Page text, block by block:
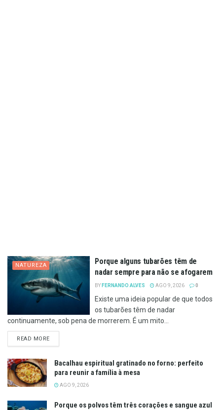
NATUREZA
Porque alguns tubarões têm de
nadar sempre para não se afogarem
BY FERNANDO ALVES AGO 9, 2026 0
Existe uma ideia popular de que todos
os tubarões têm de nadar
continuamente, sob pena de morrerem. É um mito...
READ MOREDETAILS
Bacalhau espiritual gratinado no forno: perfeito
para reunir a família à mesa
AGO 9, 2026
Porque os polvos têm três corações e sangue azul